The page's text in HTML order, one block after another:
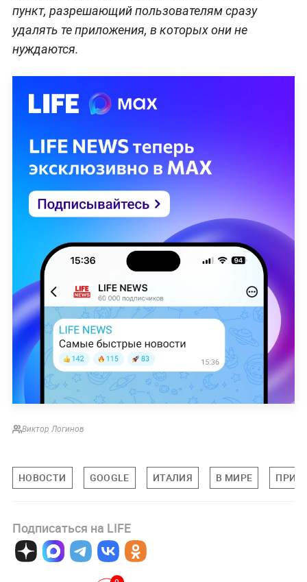
пункт, разрешающий пользователям сразу
удалять те приложения, в которых они не
нуждаются.
Виктор Логинов
НОВОСТИ GOOGLE ИТАЛИЯ В МИРЕ
Подписаться на LIFE